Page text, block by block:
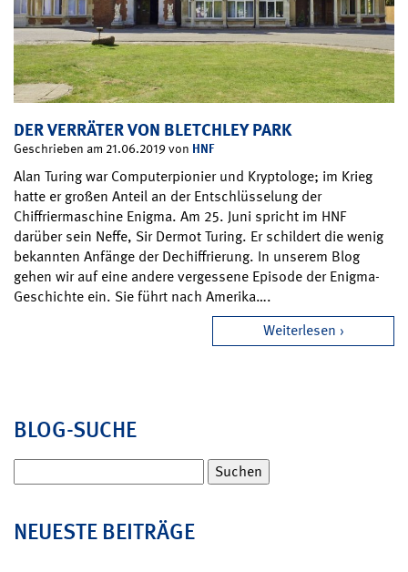
DER VERRÄTER VON BLETCHLEY PARK
Geschrieben am 21.06.2019 von HNF
Alan Turing war Computerpionier und Kryptologe; im Krieg
hatte er großen Anteil an der Entschlüsselung der
Chiffriermaschine Enigma. Am 25. Juni spricht im HNF
darüber sein Neffe, Sir Dermot Turing. Er schildert die wenig
bekannten Anfänge der Dechiffrierung. In unserem Blog
gehen wir auf eine andere vergessene Episode der Enigma-
Geschichte ein. Sie führt nach Amerika….
Weiterlesen
BLOG-SUCHE
nach:
NEUESTE BEITRÄGE